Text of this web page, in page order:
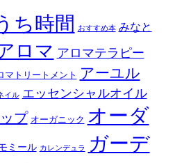
ち時間 おすすめ本 みなと
ロマ アロマテラピー
マトリートメント
アーユル
イル エッセンシャルオイル
プ オーガニック オーダ
ミール カレンデュラ
ガーデ